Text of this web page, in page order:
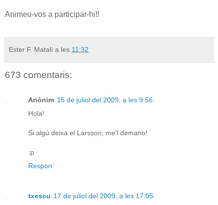
Animeu-vos a participar-hi!!
Ester F. Matalí a les 11:32
673 comentaris:
Anònim 15 de juliol del 2009, a les 9:56
Hola!
Si algú deixa el Larsson, me'l demano!
:p
Respon
txescu 17 de juliol del 2009, a les 17:05